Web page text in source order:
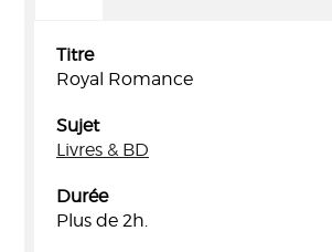
Titre
Royal Romance
Sujet
Livres & BD
Durée
Plus de 2h.